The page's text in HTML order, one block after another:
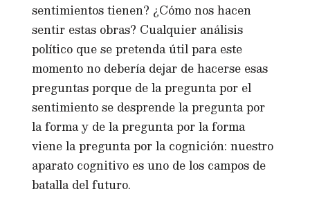
sentimientos tienen? ¿Cómo nos hacen
sentir estas obras? Cualquier análisis
político que se pretenda útil para este
momento no debería dejar de hacerse esas
preguntas porque de la pregunta por el
sentimiento se desprende la pregunta por
la forma y de la pregunta por la forma
viene la pregunta por la cognición: nuestro
aparato cognitivo es uno de los campos de
batalla del futuro.